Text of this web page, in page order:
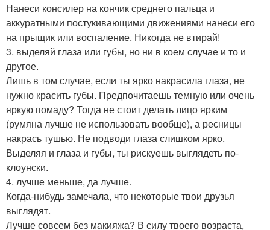
Нанеси консилер на кончик среднего пальца и
аккуратными постукивающими движениями нанеси его
на прыщик или воспаление. Никогда не втирай!
3. выделяй глаза или губы, но ни в коем случае и то и
другое.
Лишь в том случае, если ты ярко накрасила глаза, не
нужно красить губы. Предпочитаешь темную или очень
яркую помаду? Тогда не стоит делать лицо ярким
(румяна лучше не использовать вообще), а ресницы
накрась тушью. Не подводи глаза слишком ярко.
Выделяя и глаза и губы, ты рискуешь выглядеть по-
клоунски.
4. лучше меньше, да лучше.
Когда-нибудь замечала, что некоторые твои друзья
выглядят.
Лучше совсем без макияжа? В силу твоего возраста,